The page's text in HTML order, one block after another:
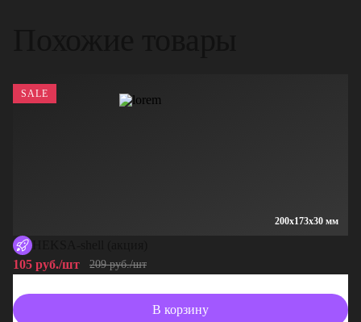
200x173x30 мм
SALE
105 руб./шт
209 руб./шт
В корзину